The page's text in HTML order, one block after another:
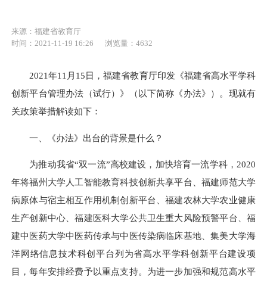
来源：福建省教育厅
时间：2021-11-19 16:26
浏览量：4632
2021年11月15日，福建省教育厅印发《福建省高水平学科
创新平台管理办法（试行）》（以下简称《办法》）。现就有
关政策举措解读如下：
一、《办法》出台的背景是什么？
为推动我省“双一流”高校建设，加快培育一流学科，2020
年将福州大学人工智能教育科技创新共享平台、福建师范大学
病原体与宿主相互作用机制创新平台、福建农林大学农业健康
生产创新中心、福建医科大学公共卫生重大风险预警平台、福
建中医药大学中医药传承与中医传染病临床基地、集美大学海
洋网络信息技术科创平台列为省高水平学科创新平台建设项
目，每年安排经费予以重点支持。为进一步加强和规范高水平